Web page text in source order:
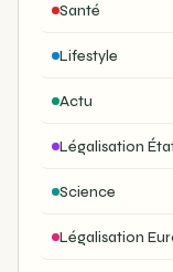
Santé
Lifestyle
Actu
Légalisation
Science
Légalisation